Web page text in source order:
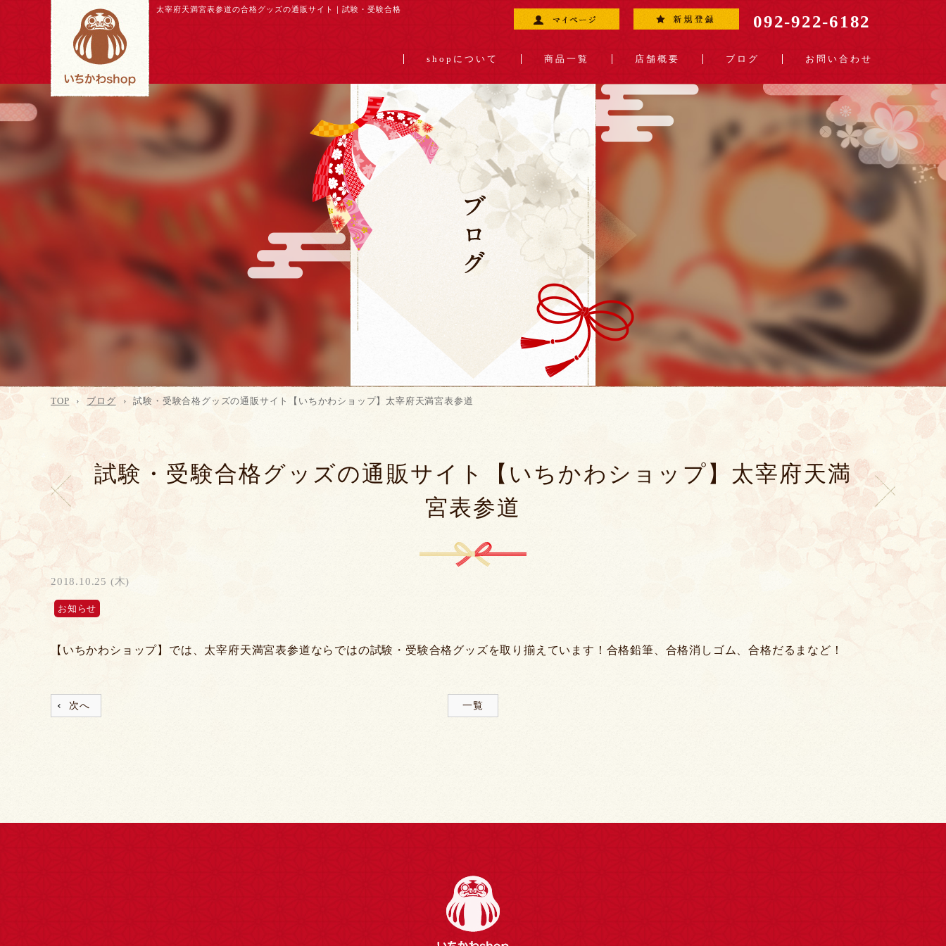
太宰府天満宮表参道の合格グッズの通販サイト｜ 試験・受験合格
092-922-6182
shopについて 商品一覧 店舗概要 ブログ お問い合わせ
TOP ブログ 試験・受験合格グッズの通販サイト【いちかわショップ】太宰府天満宮表参道
試験・受験合格グッズの通販サイト【いちかわショップ】太宰府天満
宮表参道
2018.10.25 (木)
お知らせ
【いちかわショップ】では、太宰府天満宮表参道ならではの試験・受験合格グッズを取り揃えています！合格鉛筆、合格消しゴム、合格だるまなど！
次へ 一覧